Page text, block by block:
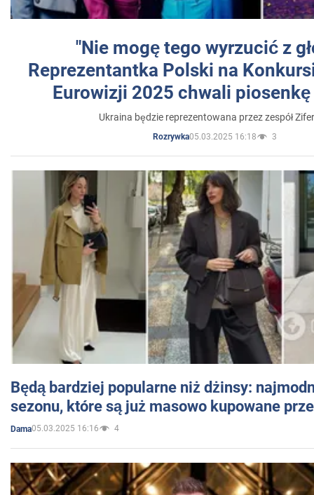
"Nie mogę tego wyrzucić z
Reprezentantka Polski na
Eurowizji 2025 chwali
Ukraina będzie reprezentowana przez zespół
Rozrywka05.03.2025 16:18 3
Będą bardziej popularne niż dżinsy:
sezonu, które są już masowo kupowane
Dama05.03.2025 16:16 4